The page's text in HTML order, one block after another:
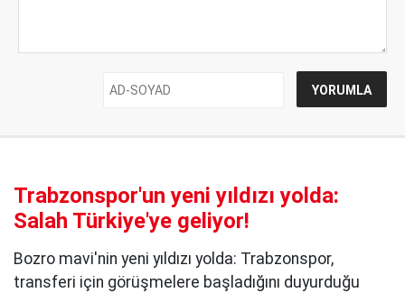
Trabzonspor'un yeni yıldızı yolda:
Salah Türkiye'ye geliyor!
Bozro mavi'nin yeni yıldızı yolda: Trabzonspor,
transferi için görüşmelere başladığını duyurduğu